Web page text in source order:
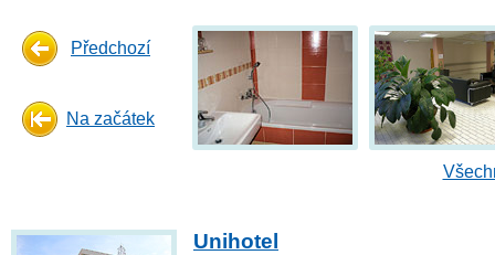
Předchozí
Na začátek
Unihotel